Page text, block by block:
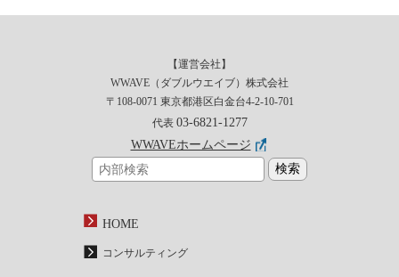
【運営会社】
WWAVE（ダブルウエイブ）株式会社
〒108-0071 東京都港区白金台4-2-10-701
代表 03-6821-1277
WWAVEホームページ
HOME
コンサルティング